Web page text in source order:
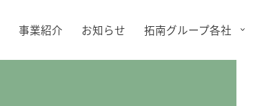
事業紹介 お知らせ 拓南グループ各社